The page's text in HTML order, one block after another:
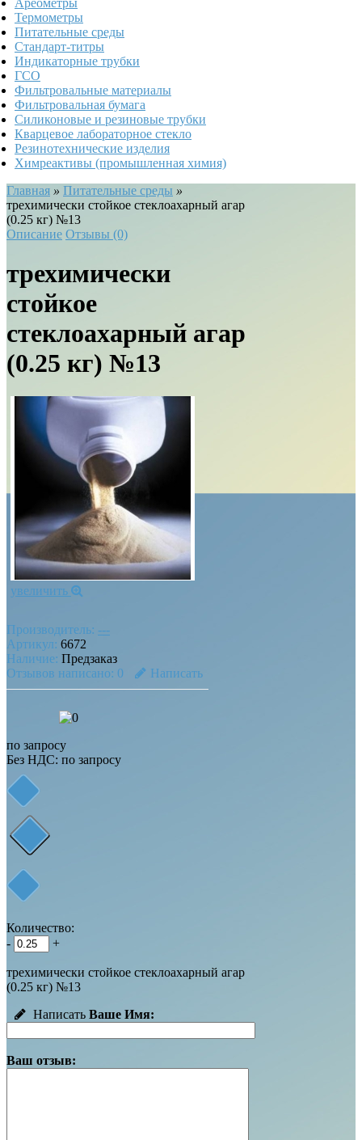
Термометры
Питательные среды
Стандарт-титры
Индикаторные трубки
ГСО
Фильтровальные материалы
Фильтровальная бумага
Силиконовые и резиновые трубки
Кварцевое лабораторное стекло
Резинотехнические изделия
Химреактивы (промышленная химия)
Главная » Питательные среды »
трехимически стойкое стеклоахарный агар
(0.25 кг) №13
Описание Отзывы (0)
трехимически
стойкое
стеклоахарный агар
(0.25 кг) №13
увеличить
Производитель: ---
Артикул: 6672
Наличие: Предзаказ
Отзывов написано: 0 Написать
по запросу
Без НДС: по запросу
Количество:
-
+
трехимически стойкое стеклоахарный агар
(0.25 кг) №13
Написать Ваше Имя:
Ваш отзыв: